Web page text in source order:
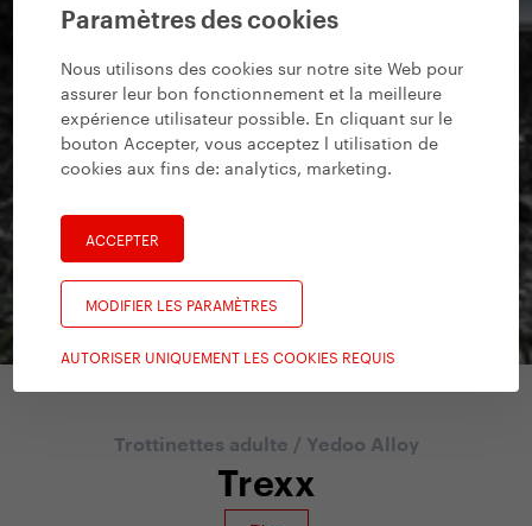
Paramètres des cookies
Nous utilisons des cookies sur notre site Web pour
assurer leur bon fonctionnement et la meilleure
expérience utilisateur possible. En cliquant sur le
bouton Accepter, vous acceptez l utilisation de
cookies aux fins de:analytics, marketing.
ACCEPTER
MODIFIER LES PARAMÈTRES
AUTORISER UNIQUEMENT LES COOKIES REQUIS
Trottinettes adulte / Yedoo Alloy
Trexx